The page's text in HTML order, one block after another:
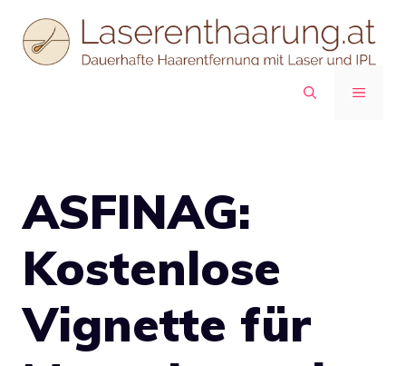
Inhalt
springen
MENÜ
ASFINAG:
Kostenlose
Vignette für